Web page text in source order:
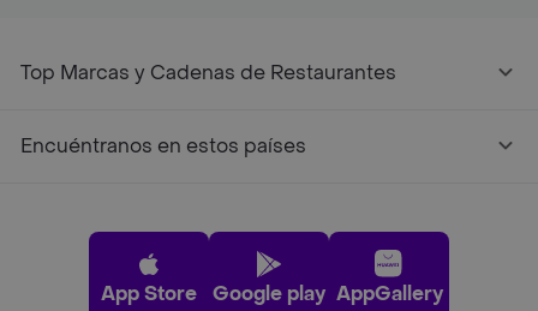
Top Marcas y Cadenas de Restaurantes
Encuéntranos en estos países
App Store Google play AppGallery